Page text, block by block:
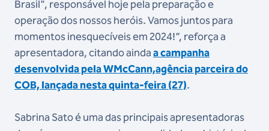
Brasil", responsável hoje pela preparação e
operação dos nossos heróis. Vamos juntos para
momentos inesquecíveis em 2024!”, reforça a
apresentadora, citando aindaa campanha
desenvolvida pela WMcCann,agência parceira do
COB, lançada nesta quinta-feira (27).
Sabrina Sato é uma das principais apresentadoras